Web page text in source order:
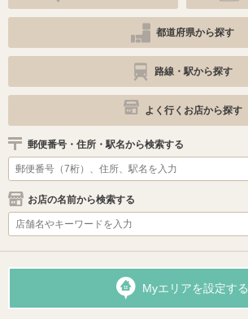
都道府県から探す
路線・駅から探す
よく行くお店から探す
郵便番号・住所・駅名から検索する
お店の名前から検索する
Myエリアを設定する